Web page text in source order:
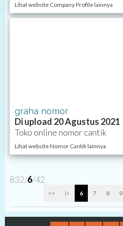
Lihat website Company Profile lainnya
graha nomor
Di upload 20 Agustus 2021
Toko online nomor cantik
Lihat website Nomor Cantik lainnya
832/6/42
<< |< 6 7 8 9